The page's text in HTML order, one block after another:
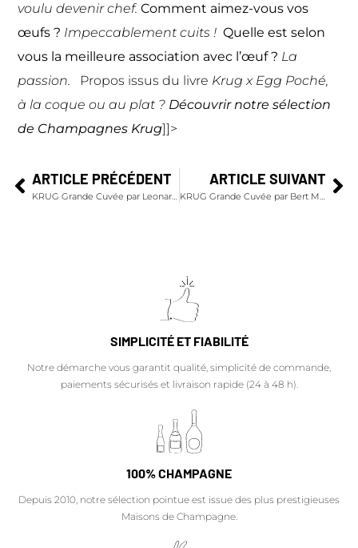
voulu devenir chef. Comment aimez-vous vos
œufs ? Impeccablement cuits ! Quelle est selon
vous la meilleure association avec l’œuf ? La
passion. Propos issus du livre Krug x Egg Poché,
à la coque ou au plat ? Découvrir notresélection
de Champagnes Krug]]>
ARTICLE PRÉCÉDENT
KRUG Grande Cuvée par Leonardo Vescera – Raviole de Carbonara liquide, mousse de Peconiro
ARTICLE SUIVANT
KRUG Grande Cuvée par Bert Meewis – Germes de Houblon, Œuf poché et Caviar
SIMPLICITÉ ET FIABILITÉ
Notre démarche vous garantit qualité, simplicité de commande,
paiements sécurisés et livraison rapide (24 à 48 h).
100% CHAMPAGNE
Depuis 2010, notre sélection pointue est issue des plus prestigieuses
Maisons de Champagne.